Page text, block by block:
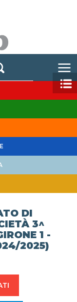
DI
3^
1 -
2025)